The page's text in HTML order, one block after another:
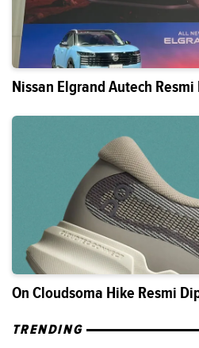
Nissan Elgrand Autech
On Cloudsoma Hike Resmi
TRENDING